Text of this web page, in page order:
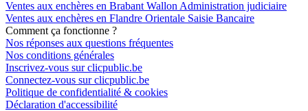
Ventes aux enchères en Brabant Wallon Administration judiciaire
Ventes aux enchères en Flandre Orientale Saisie Bancaire
Comment ça fonctionne ?
Nos réponses aux questions fréquentes
Nos conditions générales
Inscrivez-vous sur clicpublic.be
Connectez-vous sur clicpublic.be
Politique de confidentialité & cookies
Déclaration d'accessibilité